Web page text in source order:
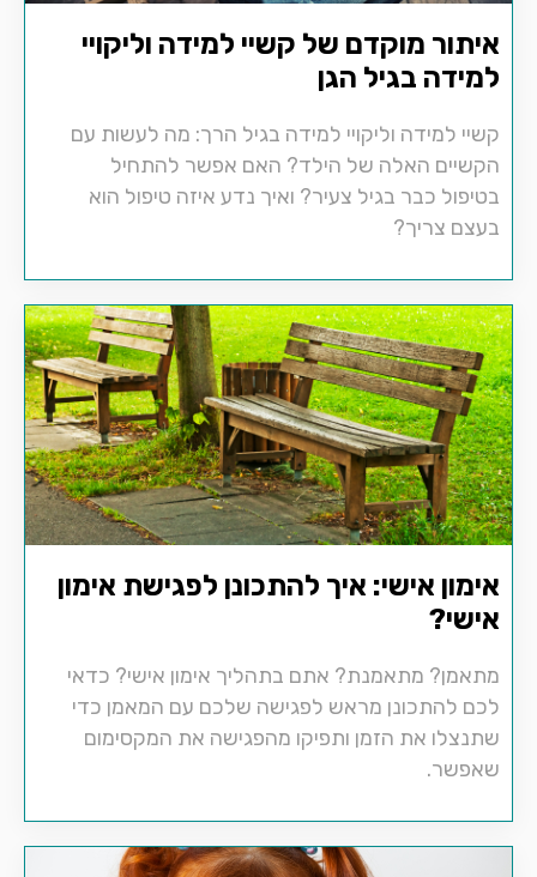
איתור מוקדם של קשיי למידה וליקויי
למידה בגיל הגן
קשיי למידה וליקויי למידה בגיל הרך: מה לעשות עם
הקשיים האלה של הילד? האם אפשר להתחיל
בטיפול כבר בגיל צעיר? ואיך נדע איזה טיפול הוא
בעצם צריך?
אימון אישי: איך להתכונן לפגישת אימון
אישי?
מתאמן? מתאמנת? אתם בתהליך אימון אישי? כדאי
לכם להתכונן מראש לפגישה שלכם עם המאמן כדי
שתנצלו את הזמן ותפיקו מהפגישה את המקסימום
שאפשר.